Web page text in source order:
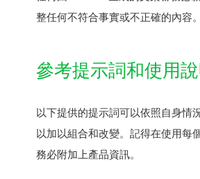
整任何不符合事實或不正確的內容。
參考提示詞和使用
以下提供的提示詞可以依照自身情
以加以組合和改變。記得在使用每
務必附加上產品資訊。